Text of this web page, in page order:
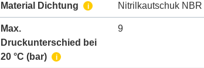
Material Dichtung i Nitrilkautschuk NBR
Max.
Druckunterschied bei
20 °C (bar)
i
9